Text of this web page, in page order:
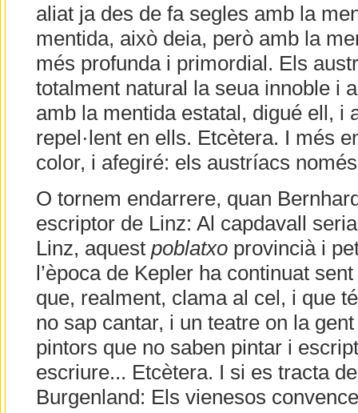
aliat ja des de fa segles amb la
mentida, això deia, però amb la
més profunda i primordial. Els
totalment natural la seua innoble i
amb la mentida estatal, digué ell, i
repel·lent en ells. Etcètera. I més
color, i afegiré: els austríacs
O tornem endarrere, quan
escriptor de Linz: Al capdavall
Linz, aquest poblatxoprovincià i
l’època de Kepler ha continuat
que, realment, clama al cel, i que
no sap cantar, i un teatre on la
pintors que no saben pintar i
escriure... Etcètera. I si es tracta
Burgenland: Els vienesos